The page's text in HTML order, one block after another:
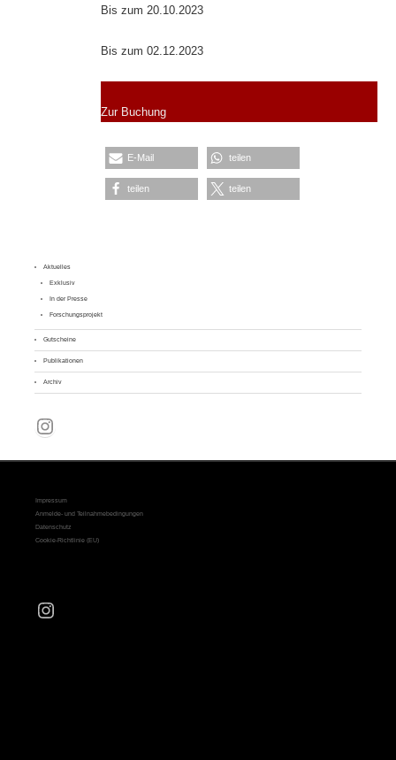
Bis zum 20.10.2023
Bis zum 02.12.2023
Zur Buchung
E-Mail teilen
teilen teilen
Aktuelles
Exklusiv
In der Presse
Forschungsprojekt
Gutscheine
Publikationen
Archiv
Instagram
Impressum
Anmelde- und Teilnahmebedingungen
Datenschutz
Cookie-Richtlinie (EU)
Instagram